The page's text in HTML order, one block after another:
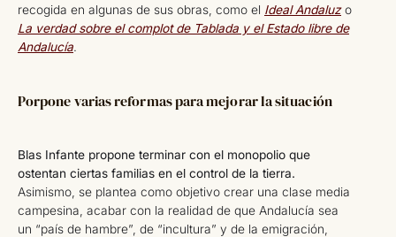
recogida en algunas de sus obras, como el Ideal Andaluz o
La verdad sobre el complot de Tablada y el Estado libre de
Andalucía.
Porpone varias reformas para mejorar la situación
Blas Infante propone terminar con el monopolio que
ostentan ciertas familias en el control de la tierra.
Asimismo, se plantea como objetivo crear una clase media
campesina, acabar con la realidad de que Andalucía sea
un “país de hambre”, de “incultura” y de la emigración,